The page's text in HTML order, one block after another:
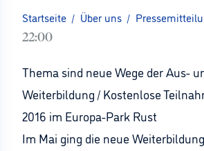
Startseite / Über uns /
22:00
Thema sind neue Wege der Aus-
Weiterbildung / Kostenlose
2016 im Europa-Park Rust
Im Mai ging die neue